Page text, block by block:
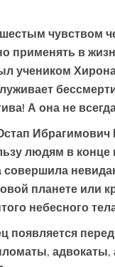
чувством
применять в
учеником
А она не
людям в
планете
небесного